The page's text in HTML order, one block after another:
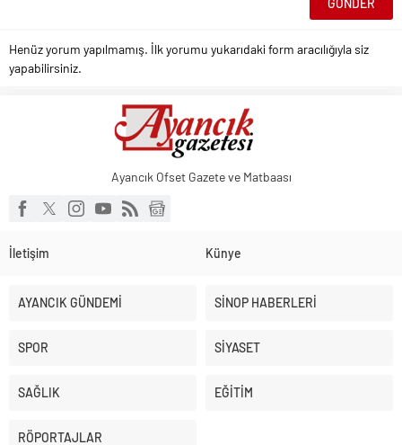
Henüz yorum yapılmamış. İlk yorumu yukarıdaki form aracılığıyla siz
yapabilirsiniz.
Ayancık Ofset Gazete ve Matbaası
İletişim Künye
AYANCIK GÜNDEMİ SİNOP HABERLERİ
SPOR SİYASET
SAĞLIK EĞİTİM
RÖPORTAJLAR